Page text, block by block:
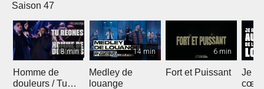
Saison 47
8 min
Homme de
douleurs / Tu
14 min
Medley de
louange
6 min
Fort et Puissant
Je
cœur